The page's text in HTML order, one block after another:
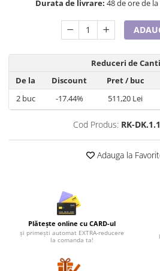
Lenjerii de pat pentru copii
Pijamale de CRACIUN
Pijamale de barbati
Halate si capoate
Halate si pijamale Family
Pijamale de copii
Pijamale BIG SIZE femei
Cadouri ocazii speciale
Tricouri de craciun
Durata de livrare: 48 de ore de
Reduceri de
De la
Discount Pret/ buc
2buc -17.44% 511,20 Lei
Cod Produs: RK-
Adauga la
Plătește online cu CARD-ul
și primești automat EXTRA-reducere
la comanda ta!